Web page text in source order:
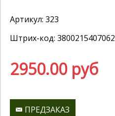
Артикул: 323
Штрих-код: 3800215407062
2950.00 руб
ПРЕДЗАКАЗ